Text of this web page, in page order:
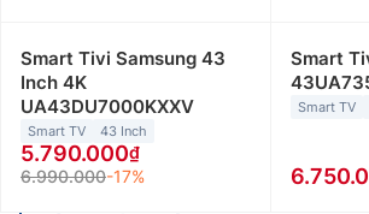
Smart Tivi Samsung 43
Inch 4K
UA43DU7000KXXV
Smart TV 43 Inch
5.790.000
6.990.000-17%
Smart
Smart TV